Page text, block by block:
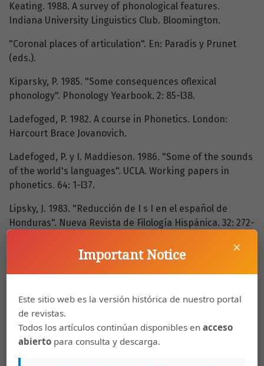
Keating. 1988. A survey of phonological features.
Indiana University Linguistics Club. Bloomington.
"Coronal places of articulation". En: Paradis y Prunet
(eds.).
Kiparsky, P. 1985. "Some consequences oflexical
phonology". Phonology Yearbook. 2: 85-l38.
Ladefoged, P. 1982. A course in Phonetics. London:
Harcourt Brace Jovanovich.
Ladefoged, P. y I. Maddieson. 1986. "Some of the sounds
of the world's languages". UCLA. Working papers in
phonetics. 64: 1-l37.
Lipsky, J. 1983. "Reducción de I s I en el español de
Honduras". Nueva Revista de Filología Hispánica. 32: 272-
Fonética yfonología del español de Honduras.
Tegucigalpa: Guaymuras.
López Chaves, J. 1977. "El fonema I s I en el habla de La
Cruz, Sinaloa". Nueva Revista de Filología Hispánica. 26:
109-20.
López Morales, H. 1983. Estratificación social del español
×
Important Notice
Este sitio web es la versión histórica de nuestro portal
de revistas.
Todos los artículos continúan disponibles enacceso
abierto para consulta y descarga.